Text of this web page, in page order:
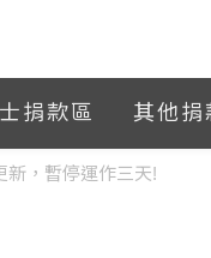
捐款區 其他捐
新，暫停運作三天!